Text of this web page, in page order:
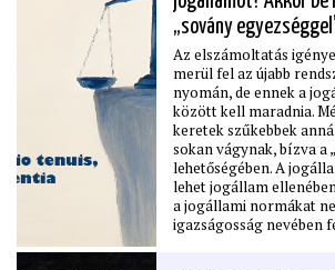
„sovány
Az elszámoltatás
merül fel az újabb
nyomán, de ennek a
között kell maradnia.
keretek szűkebbek
sokan vágynak, bízva a
lehetőségében. A
lehet jogállam
a jogállami normákat
igazságosság nevében